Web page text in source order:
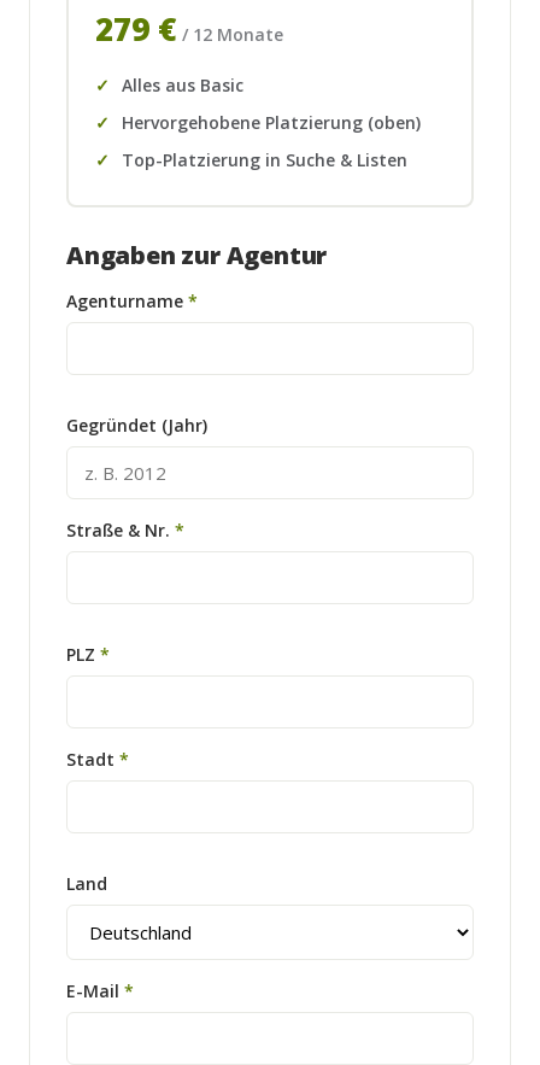
279 € / 12 Monate
Alles aus Basic
Hervorgehobene Platzierung (oben)
Top-Platzierung in Suche & Listen
Angaben zur Agentur
Agenturname *
Gegründet (Jahr)
Straße & Nr. *
PLZ *
Stadt *
Land
E-Mail *